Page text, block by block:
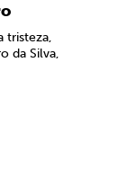
tristeza,
da Silva,